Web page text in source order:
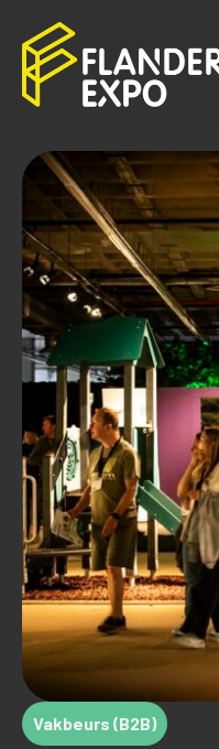
Vakbeurs (B2B)